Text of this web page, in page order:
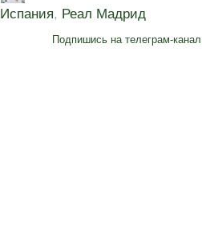
Испания, Реал Мадрид
Подпишись на телеграм-